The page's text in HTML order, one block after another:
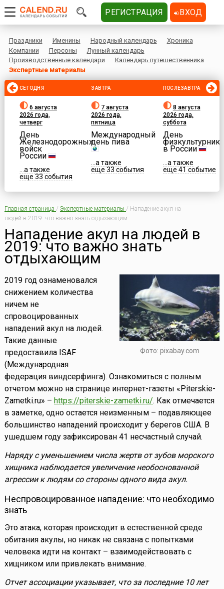
Праздники Именины Народный календарь
Хроника
Компании
Персоны
Лунный календарь
Производственные календари
Календарь путешественника
Экспертные материалы
СЕГОДНЯ
6 августа
2026 года,
четверг
День
Железнодорожных
войск
России
...а также
еще 33 события
ЗАВТРА
7 августа
2026 года,
пятница
Международный
день пива
...а также
еще 33 события
ПОСЛЕЗАВТРА
8 августа
2026 года,
суббота
День
физкультурника
в России
...а также
еще 41 событие
Главная страница / Экспертные материалы / Нападение акул на
людей в 2019: что важно знать отдыхающим
Нападение акул на людей в
2019: что важно знать
отдыхающим
Фото: pixabay.com
2019 год ознаменовался
снижением количества
ничем не
спровоцированных
нападений акул на людей.
Такие данные
предоставила ISAF
(Международная
федерация виндсерфинга). Ознакомиться с полным
отчетом можно на странице интернет-газеты «Piterskie-
Zametki.ru» – https://piterskie-zametki.ru/. Как отмечается
в заметке, одно остается неизменным – подавляющее
большинство нападений происходит у берегов США. В
ушедшем году зафиксирован 41 несчастный случай.
Наряду с уменьшением числа жертв от зубов морского
хищника наблюдается увеличение необоснованной
агрессии к людям со стороны одного вида акул.
Неспровоцированное нападение: что необходимо
знать
Это атака, которая происходит в естественной среде
обитания акулы, но никак не связана с попытками
человека идти на контакт – взаимодействовать с
хищником или привлекать внимание.
Отчет ассоциации указывает, что за последние 10 лет
РЕГИСТРАЦИЯ ВХОД